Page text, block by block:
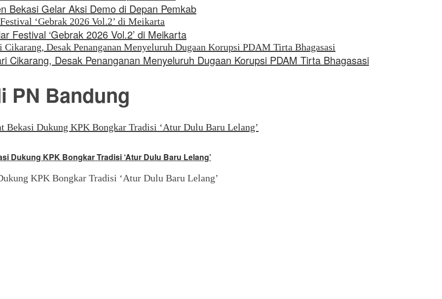
Bekasi Gelar Aksi Demo di Depan Pemkab
Festival ‘Gebrak 2026 Vol.2’ di Meikarta
Cikarang, Desak Penanganan Menyeluruh Dugaan Korupsi PDAM Tirta Bhagasasi
PN Bandung
Dukung KPK Bongkar Tradisi ‘Atur Dulu Baru Lelang’
KPK Bongkar Tradisi ‘Atur Dulu Baru Lelang’